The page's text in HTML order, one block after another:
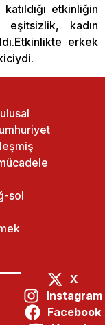
etkinliğin
kadın
erkek
Paylaş:
sol
X
Instagram
Facebook